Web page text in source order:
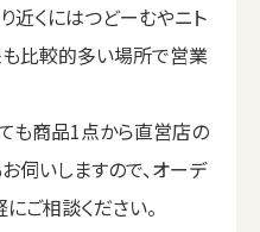
近くにはつどーむやニト
も比較的多い場所で営業
も商品1点から直営店の
伺いしますので、オーデ
ご相談ください。